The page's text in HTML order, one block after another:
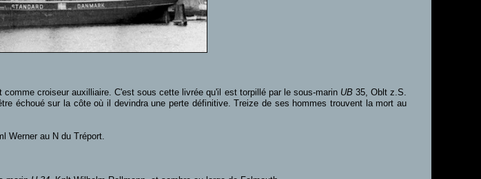
croiseur auxilliaire. C'est sous cette livrée qu'il est torpillé par le sous-marinUB 35, Oblt z.S.
échoué sur la côte où il devindra une perte définitive. Treize de ses hommes trouvent la mort au
Werner au N du Tréport.